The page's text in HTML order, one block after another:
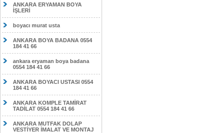
ANKARA ERYAMAN BOYA
İŞLERİ
boyacı murat usta
ANKARA BOYA BADANA 0554
184 41 66
ankara eryaman boya badana
0554 184 41 66
ANKARA BOYACI USTASI 0554
184 41 66
ANKARA KOMPLE TAMİRAT
TADİLAT 0554 184 41 66
ANKARA MUTFAK DOLAP
VESTİYER İMALAT VE MONTAJ